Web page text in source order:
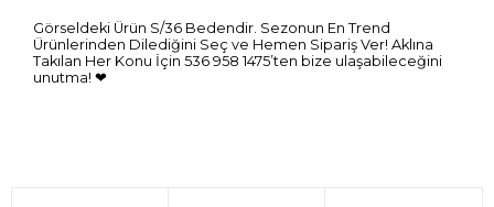
Görseldeki Ürün S/36 Bedendir. Sezonun En Trend
Ürünlerinden Dilediğini Seç ve Hemen Sipariş Ver! Aklına
Takılan Her Konu İçin 536 958 1475’ten bize ulaşabileceğini
unutma! ❤